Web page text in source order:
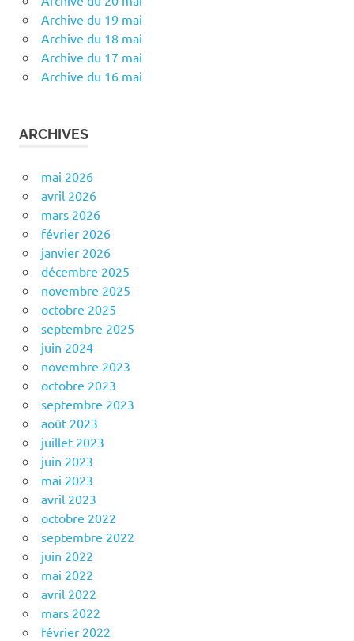
Archive du 19 mai
Archive du 18 mai
Archive du 17 mai
Archive du 16 mai
ARCHIVES
mai 2026
avril 2026
mars 2026
février 2026
janvier 2026
décembre 2025
novembre 2025
octobre 2025
septembre 2025
juin 2024
novembre 2023
octobre 2023
septembre 2023
août 2023
juillet 2023
juin 2023
mai 2023
avril 2023
octobre 2022
septembre 2022
juin 2022
mai 2022
avril 2022
mars 2022
février 2022